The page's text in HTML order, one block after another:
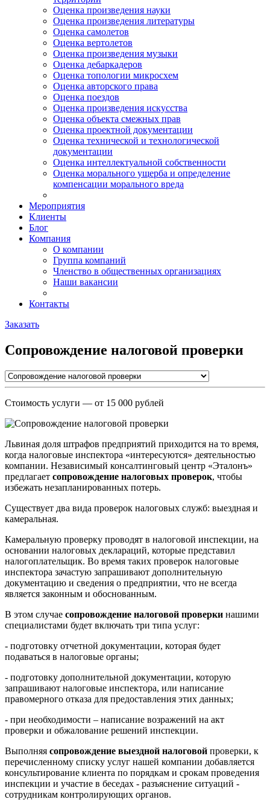
Оценка произведения науки
Оценка произведения литературы
Оценка самолетов
Оценка вертолетов
Оценка произведения музыки
Оценка дебаркадеров
Оценка топологии микросхем
Оценка авторского права
Оценка поездов
Оценка произведения искусства
Оценка объекта смежных прав
Оценка проектной документации
Оценка технической и технологической
документации
Оценка интеллектуальной собственности
Оценка морального ущерба и определение
компенсации морального вреда
Мероприятия
Клиенты
Блог
Компания
О компании
Группа компаний
Членство в общественных организациях
Наши вакансии
Контакты
Заказать
Сопровождение налоговой проверки
Стоимость услуги — от 15 000 рублей
Львиная доля штрафов предприятий приходится на то время,
когда налоговые инспектора «интересуются» деятельностью
компании. Независимый консалтинговый центр «Эталонъ»
предлагает сопровождение налоговых проверок, чтобы
избежать незапланированных потерь.
Существует два вида проверок налоговых служб: выездная и
камеральная.
Камеральную проверку проводят в налоговой инспекции, на
основании налоговых деклараций, которые представил
налогоплательщик. Во время таких проверок налоговые
инспектора зачастую запрашивают дополнительную
документацию и сведения о предприятии, что не всегда
является законным и обоснованным.
В этом случае сопровождение налоговой проверки нашими
специалистами будет включать три типа услуг:
- подготовку отчетной документации, которая будет
подаваться в налоговые органы;
- подготовку дополнительной документации, которую
запрашивают налоговые инспектора, или написание
правомерного отказа для предоставления этих данных;
- при необходимости – написание возражений на акт
проверки и обжалование решений инспекции.
Выполняя сопровождение выездной налоговой проверки, к
перечисленному списку услуг нашей компании добавляется
консультирование клиента по порядкам и срокам проведения
инспекции и участие в беседах - разъяснение ситуаций -
сотрудникам контролирующих органов.